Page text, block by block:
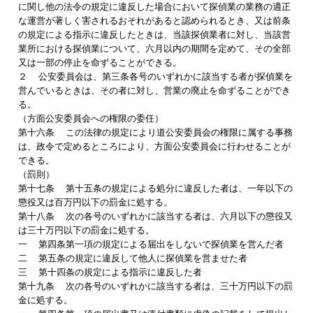
に関し他の法令の規定に違反した場合において探偵業の業務の適正
な運営が著しく害されるおそれがあると認められるとき、又は前条
の規定による指示に違反したときは、当該探偵業者に対し、当該営
業所における探偵業について、六月以内の期間を定めて、その全部
又は一部の停止を命ずることができる。
２ 公安委員会は、第三条各号のいずれかに該当する者が探偵業を
営んでいるときは、その者に対し、営業の廃止を命ずることができ
る。
（方面公安委員会への権限の委任）
第十六条 この法律の規定により道公安委員会の権限に属する事務
は、政令で定めるところにより、方面公安委員会に行わせることが
できる。
（罰則）
第十七条 第十五条の規定による処分に違反した者は、一年以下の
懲役又は百万円以下の罰金に処する。
第十八条 次の各号のいずれかに該当する者は、六月以下の懲役又
は三十万円以下の罰金に処する。
一 第四条第一項の規定による届出をしないで探偵業を営んだ者
二 第五条の規定に違反して他人に探偵業を営ませた者
三 第十四条の規定による指示に違反した者
第十九条 次の各号のいずれかに該当する者は、三十万円以下の罰
金に処する。